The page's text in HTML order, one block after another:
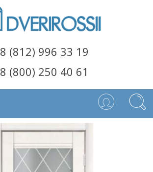
8 (812) 996 33 19
8 (800) 250 40 61